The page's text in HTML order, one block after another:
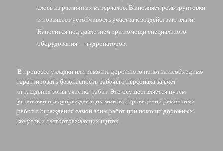
слоев из различных материалов. Выполняет роль грунтовки
и повышает устойчивость участка к воздействию влаги.
Наносится под давлением при помощи специального
оборудования — гудронаторов.
В процессе укладки или ремонта дорожного полотна необходимо
гарантировать безопасность рабочего персонала за счет
ограждения зоны участка работ. Это осуществляется путем
установки предупреждающих знаков о проведении ремонтных
работ и ограждения самой зоны работ при помощи дорожных
конусов и светоотражающих щитов.